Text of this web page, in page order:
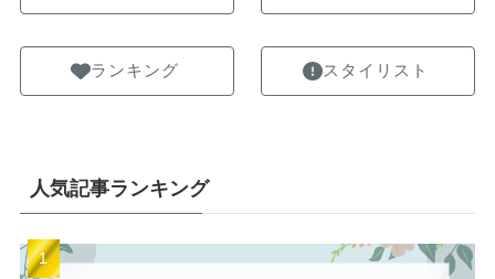
ランキング スタイリスト
人気記事ランキング